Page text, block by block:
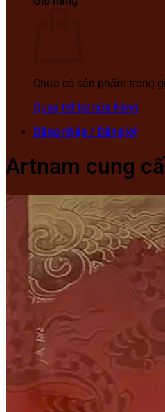
Chưa có sản phẩm trong
Quay trở lại cửa hàng
Đăng nhập / Đăng ký
Artnam cung